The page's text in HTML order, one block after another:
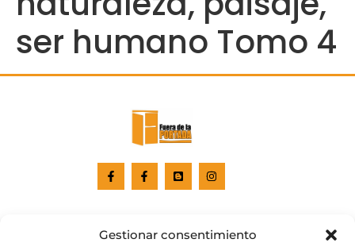
Gestionar consentimiento
ser humano Tomo 4